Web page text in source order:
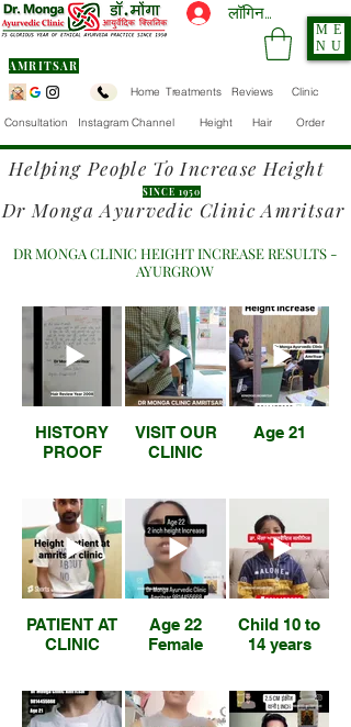
लॉगिन करें
AMRITSAR
ME
NU
Order
Height Hair
Consultation Instagram Channel
Home Treatments Reviews Clinic
Helping People To Increase Height
SINCE 1950
Dr Monga Ayurvedic Clinic Amritsar
DR MONGA CLINIC HEIGHT INCREASE RESULTS -
AYURGROW
HISTORY
PROOF
VISIT OUR
CLINIC
Age 21
PATIENT AT
CLINIC
Age 22
Female
Child 10 to
14 years